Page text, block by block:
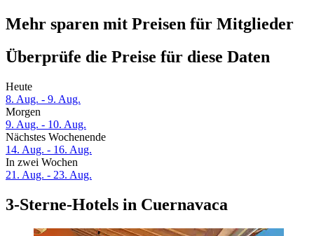
Mehr sparen mit Preisen für Mitglieder
Überprüfe die Preise für diese Daten
Heute
8. Aug. - 9. Aug.
Morgen
9. Aug. - 10. Aug.
Nächstes Wochenende
14. Aug. - 16. Aug.
In zwei Wochen
21. Aug. - 23. Aug.
3-Sterne-Hotels in Cuernavaca